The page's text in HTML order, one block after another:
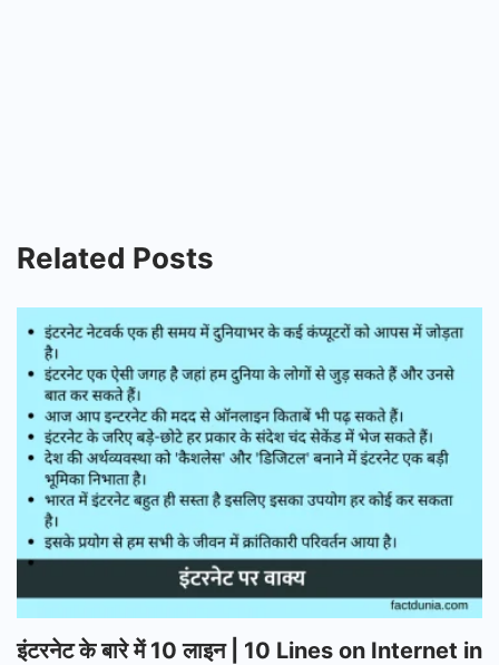
Related Posts
इंटरनेट के बारे में 10 लाइन | 10 Lines on Internet in